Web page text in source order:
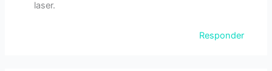
laser.
Responder